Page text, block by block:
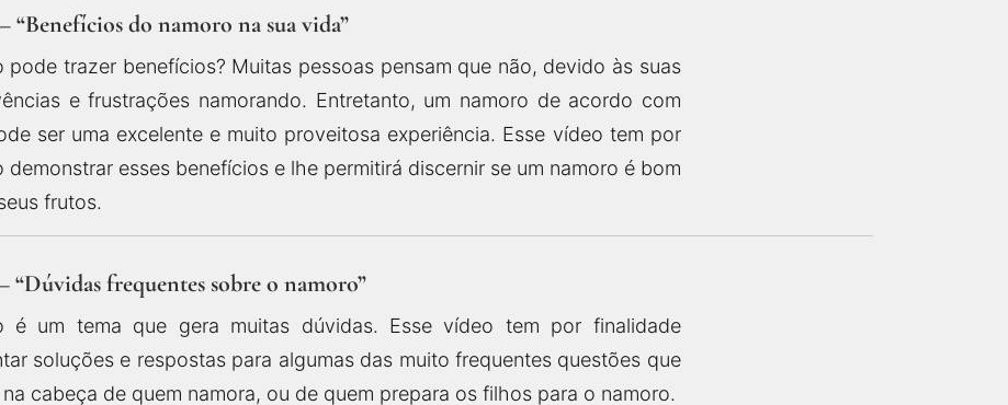
“Benefícios do namoro na sua vida”
pode trazer benefícios? Muitas pessoas pensam que não, devido às suas
e frustrações namorando. Entretanto, um namoro de acordo com
ser uma excelente e muito proveitosa experiência. Esse vídeo tem por
demonstrar esses benefícios e lhe permitirá discernir se um namoro é bom
frutos.
“Dúvidas frequentes sobre o namoro”
é um tema que gera muitas dúvidas. Esse vídeo tem por finalidade
soluções e respostas para algumas das muito frequentes questões que
cabeça de quem namora, ou de quem prepara os filhos para o namoro.